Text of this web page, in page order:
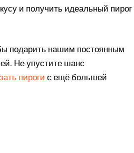
и получить идеальный пирог
подарить нашим постоянным
Не упустите шанс
пироги с ещё большей